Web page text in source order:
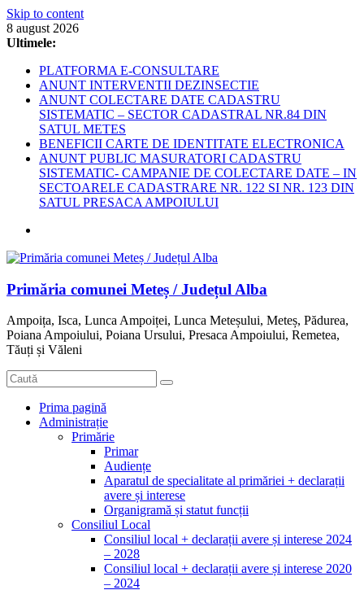
Skip to content
8 august 2026
Ultimele:
PLATFORMA E-CONSULTARE
ANUNT INTERVENTII DEZINSECTIE
ANUNT COLECTARE DATE CADASTRU
SISTEMATIC – SECTOR CADASTRAL NR.84 DIN
SATUL METES
BENEFICII CARTE DE IDENTITATE ELECTRONICA
ANUNT PUBLIC MASURATORI CADASTRU
SISTEMATIC- CAMPANIE DE COLECTARE DATE – IN
SECTOARELE CADASTRARE NR. 122 SI NR. 123 DIN
SATUL PRESACA AMPOIULUI
Primăria comunei Meteș / Județul Alba
Ampoița, Isca, Lunca Ampoiței, Lunca Meteșului, Meteș, Pădurea,
Poiana Ampoiului, Poiana Ursului, Presaca Ampoiului, Remetea,
Tăuți și Văleni
Prima pagină
Administrație
Primărie
Primar
Audiențe
Aparatul de specialitate al primăriei + declarații
avere și interese
Organigramă și statut funcții
Consiliul Local
Consiliul local + declarații avere și interese 2024
– 2028
Consiliul local + declarații avere și interese 2020
– 2024